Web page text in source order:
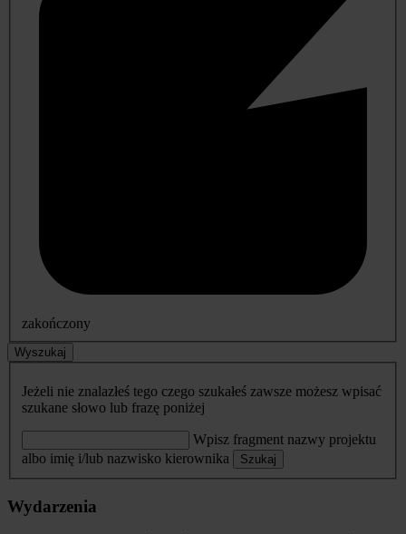
zakończony
Wyszukaj
Jeżeli nie znalazłeś tego czego szukałeś zawsze możesz wpisać
szukane słowo lub frazę poniżej
Wpisz fragment nazwy projektu
albo imię i/lub nazwisko kierownika
Szukaj
Wydarzenia